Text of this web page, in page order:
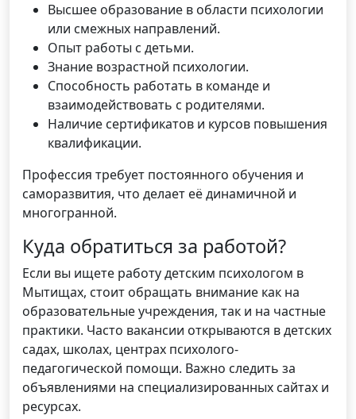
Высшее образование в области психологии
или смежных направлений.
Опыт работы с детьми.
Знание возрастной психологии.
Способность работать в команде и
взаимодействовать с родителями.
Наличие сертификатов и курсов повышения
квалификации.
Профессия требует постоянного обучения и
саморазвития, что делает её динамичной и
многогранной.
Куда обратиться за работой?
Если вы ищете работу детским психологом в
Мытищах, стоит обращать внимание как на
образовательные учреждения, так и на частные
практики. Часто вакансии открываются в детских
садах, школах, центрах психолого-
педагогической помощи. Важно следить за
объявлениями на специализированных сайтах и
ресурсах.